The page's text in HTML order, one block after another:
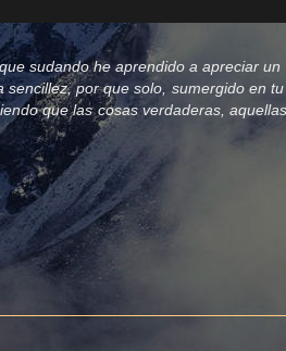
sudando he aprendido a apreciar
por que solo, sumergido en
que las cosas verdaderas,